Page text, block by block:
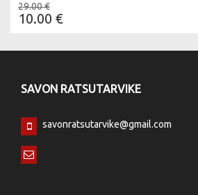
29.00 €
10.00 €
SAVON RATSUTARVIKE
savonratsutarvike@gmail.com